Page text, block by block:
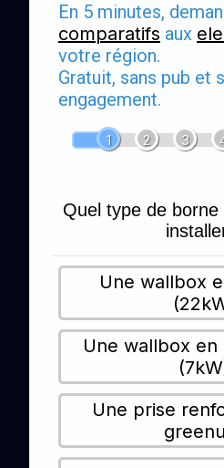
En 5 minutes,
comparatifs aux
votre région.
Gratuit, sans pub et
engagement.
1 2 3
Quel type de
Une wallbox
Une wallbox en
Une prise